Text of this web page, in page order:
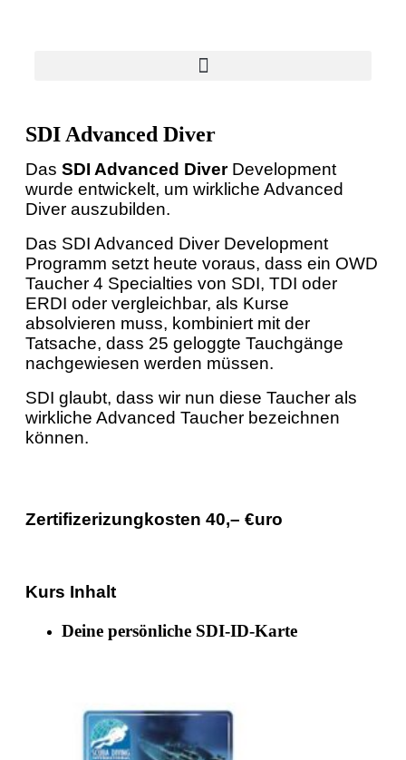
SDI Advanced Diver
Das SDI Advanced DiverDevelopment
wurde entwickelt, um wirkliche Advanced
Diver auszubilden.
Das SDI Advanced Diver Development
Programm setzt heute voraus, dass ein OWD
Taucher 4 Specialties von SDI, TDI oder
ERDI oder vergleichbar, als Kurse
absolvieren muss, kombiniert mit der
Tatsache, dass 25 geloggte Tauchgänge
nachgewiesen werden müssen.
SDI glaubt, dass wir nun diese Taucher als
wirkliche Advanced Taucher bezeichnen
können.
Zertifizerizungkosten 40,– €uro
Kurs Inhalt
Deine persönliche SDI-ID-Karte